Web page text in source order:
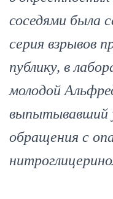
соседями была
серия взрывов
публику, в
молодой
выпытывавший
обращения с